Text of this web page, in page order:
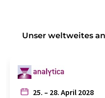
Unser weltweites
25. – 28. April 2028